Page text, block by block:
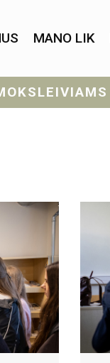
MANO LIK